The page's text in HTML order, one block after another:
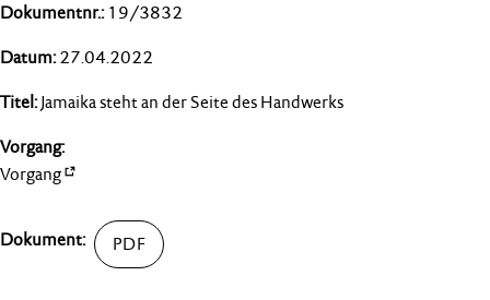
19/3832
27.04.2022
Jamaika steht an der Seite des Handwerks
Vorgang